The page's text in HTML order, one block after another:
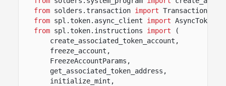
from solders.transaction import Transaction
from spl.token.async_client import AsyncToken
from spl.token.instructions import
(
create_associated_token_account,
freeze_account,
FreezeAccountParams,
get_associated_token_address,
initialize_mint,